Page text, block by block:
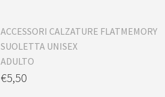
ACCESSORI CALZATURE FLATMEMORY
SUOLETTA UNISEX
ADULTO
€5,50